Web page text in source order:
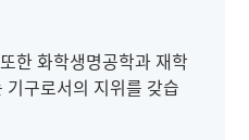
한 화학생명공학과 재학
구로서의 지위를 갖습